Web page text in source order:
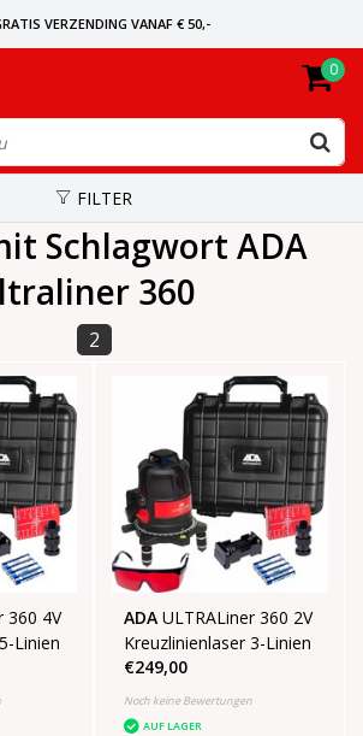
VERZENDING VANAF € 50,-
BESTELD, VANDAAG VERZONDEN
0
FILTER
Schlagwort ADA
360
2
360 4V
Linien
ADA ULTRALiner 360 2V
Kreuzlinienlaser 3-Linien
€249,00
Noch keine Bewertungen
AUF LAGER